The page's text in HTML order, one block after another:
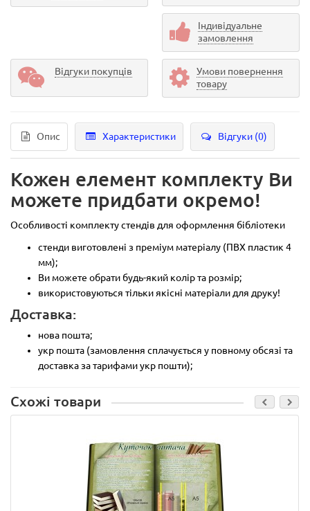
Індивідуальне
замовлення
Відгуки покупців
Умови повернення
товару
Опис Характеристики Відгуки (0)
Кожен елемент комплекту Ви
можете придбати окремо!
Особливості комплекту стендів для оформлення бібліотеки
стенди виготовлені з преміум матеріалу (ПВХ пластик 4
мм);
Ви можете обрати будь-який колір та розмір;
використовуються тільки якісні матеріали для друку!
Доставка:
нова пошта;
укр пошта (замовлення сплачується у повному обсязі та
доставка за тарифами укр пошти);
Схожі товари